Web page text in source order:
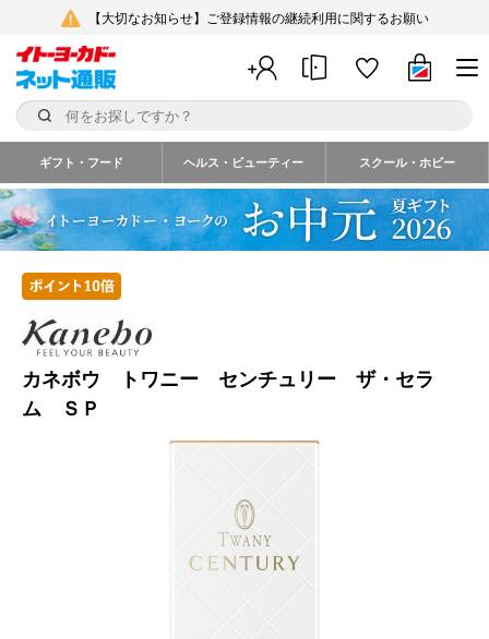
【大切なお知らせ】ご登録情報の継続利用に関するお願い
ギフト・フード ヘルス・ビューティー スクール・ホビー
カネボウ トワニー センチュリー ザ・セラ
ム ＳＰ